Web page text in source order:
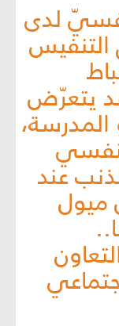
لدى
يتعرّض
عند
ميول